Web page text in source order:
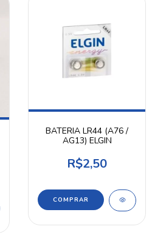
BATERIA LR44 (A76 /
AG13) ELGIN
R$2,50